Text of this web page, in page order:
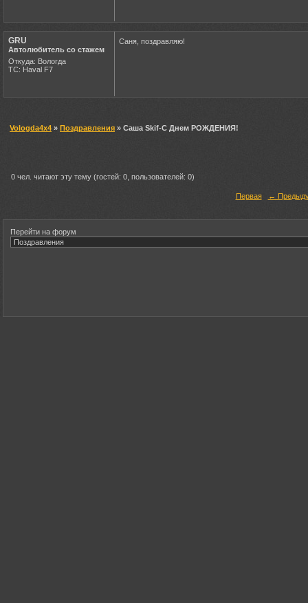
GRU
Автолюбитель со стажем
Откуда: Вологда
ТС: Haval F7
Саня, поздравляю!
Vologda4x4 » Поздравления » Саша Skif-С Днем РОЖДЕНИЯ!
0 чел. читают эту тему (гостей: 0, пользователей: 0)
Первая ←
Перейти на форум